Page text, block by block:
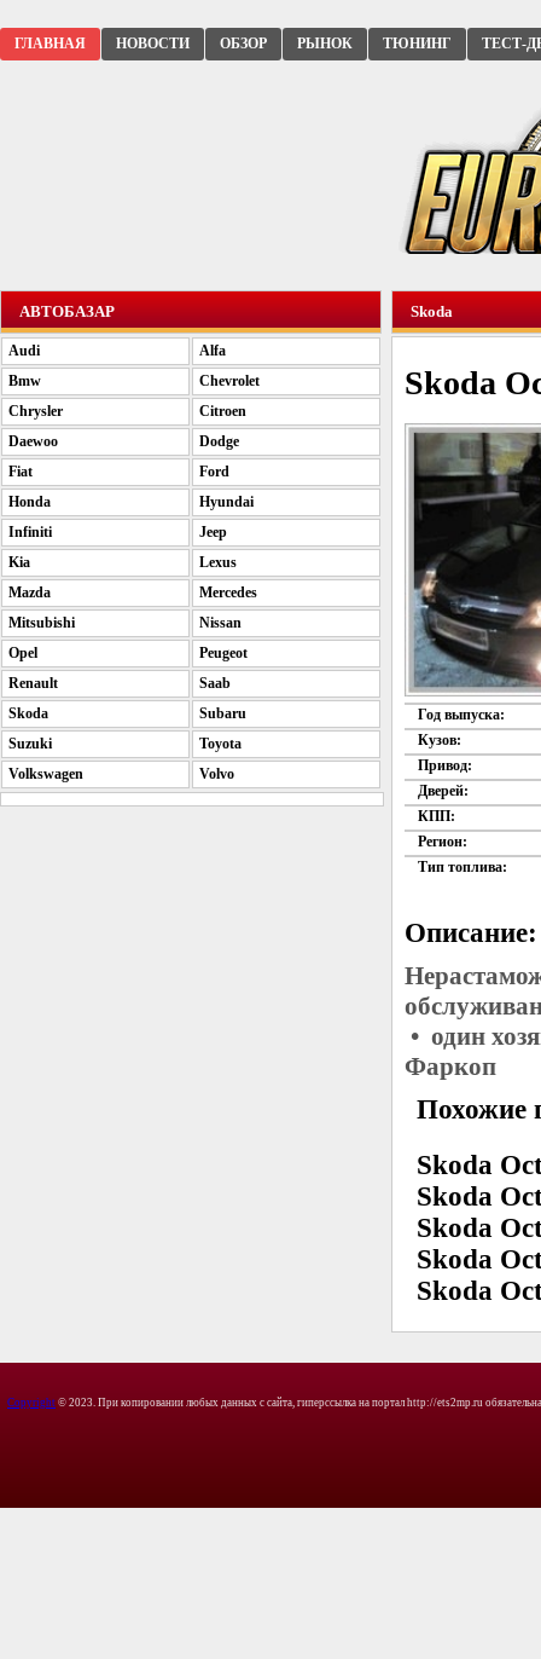
ГЛАВНАЯ НОВОСТИ ОБЗОР РЫНОК ТЮНИНГ ТЕСТ-
Skoda
Skoda
Год выпуска:
Кузов:
Привод:
Дверей:
КПП:
Регион:
Тип топлива:
Описание:
• один
Фаркоп
Похожие
Skoda
Skoda
Skoda
Skoda
Skoda
АВТОБАЗАР
Audi
Alfa
Bmw
Chevrolet
Chrysler
Citroen
Daewoo
Dodge
Fiat
Ford
Honda
Hyundai
Infiniti
Jeep
Kia
Lexus
Mazda
Mercedes
Mitsubishi
Nissan
Opel
Peugeot
Renault
Saab
Skoda
Subaru
Suzuki
Toyota
Volkswagen
Volvo
Copyright © 2023. При копировании любых данных с сайта, гиперссылка на портал http://ets2mp.ru